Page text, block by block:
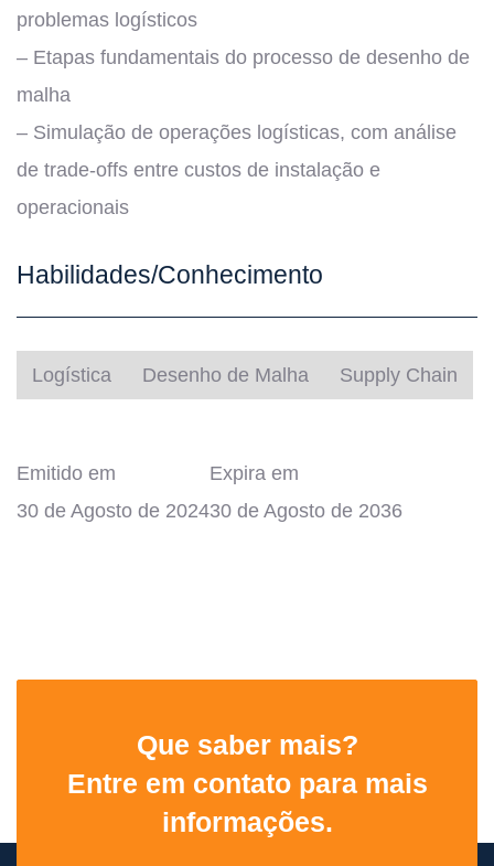
problemas logísticos
– Etapas fundamentais do processo de desenho de
malha
– Simulação de operações logísticas, com análise
de trade-offs entre custos de instalação e
operacionais
Habilidades/Conhecimento
Logística Desenho de Malha Supply Chain
Emitido em
30 de Agosto de 2024
Expira em
30 de Agosto de 2036
Que saber mais?
Entre em contato para mais
informações.